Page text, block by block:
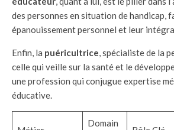
des personnes en situation de handicap,
épanouissement personnel et leur
Enfin, la puéricultrice , spécialiste de la
celle qui veille sur la santé et le
une profession qui conjugue expertise
éducative.
Domain